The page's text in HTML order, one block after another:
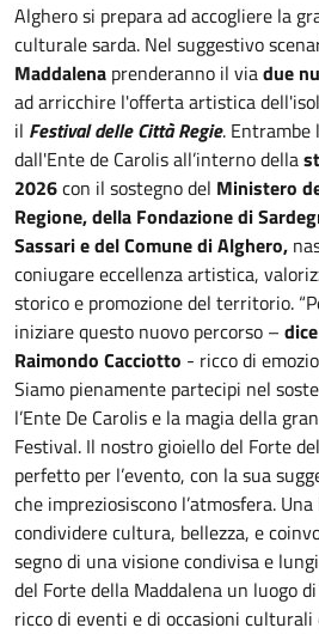
Alghero si prepara ad accogliere la
culturale sarda. Nel suggestivo
Maddalena prenderanno il viadue
ad arricchire l'offerta artistica
il Festival delle Città Regie.
dall'Ente de Carolis all’interno della
2026con il sostegno del Ministero
Regione, della Fondazione di
Sassari e del Comune di Alghero,
coniugare eccellenza artistica,
storico e promozione del territorio.
iniziare questo nuovo percorso –
Raimondo Cacciotto - ricco di
Siamo pienamente partecipi nel
l’Ente De Carolis e la magia della
Festival. Il nostro gioiello del Forte
perfetto per l’evento, con la sua
che impreziosiscono l’atmosfera.
condividere cultura, bellezza, e
segno di una visione condivisa e
del Forte della Maddalena un luogo
ricco di eventi e di occasioni culturali